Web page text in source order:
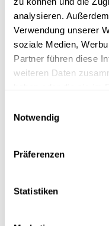
analysieren.
Verwendung unserer
soziale Medien,
Partner führen diese
weiteren Daten
Notwendig
Präferenzen
Statistiken